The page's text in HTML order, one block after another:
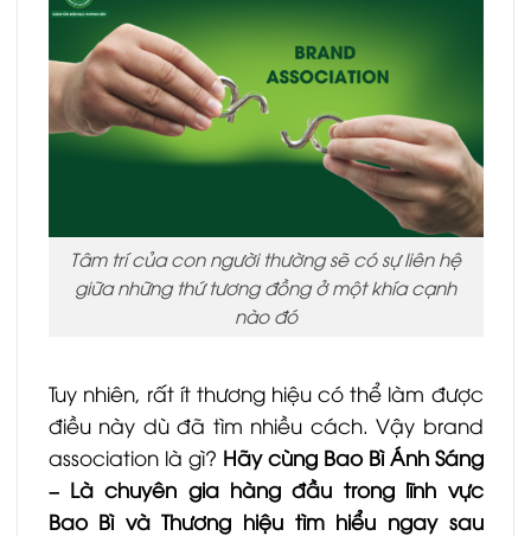
Tâm trí của con người thường sẽ có sự liên hệ
giữa những thứ tương đồng ở một khía cạnh
nào đó
Tuy nhiên, rất ít thương hiệu có thể làm được
điều này dù đã tìm nhiều cách. Vậy brand
association là gì? Hãy cùng Bao Bì Ánh Sáng
– Là chuyên gia hàng đầu trong lĩnh vực
Bao Bì và Thương hiệu tìm hiểu ngay sau